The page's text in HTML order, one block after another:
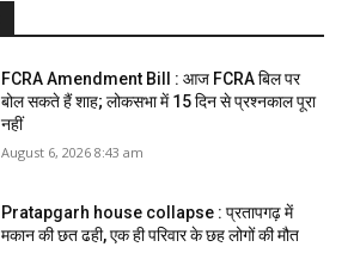
FCRA Amendment Bill : आज FCRA बिल पर
बोल सकते हैं शाह; लोकसभा में 15 दिन से प्रश्नकाल पूरा
नहीं
August 6, 2026 8:43 am
Pratapgarh house collapse : प्रतापगढ़ में
मकान की छत ढही, एक ही परिवार के छह लोगों की मौत